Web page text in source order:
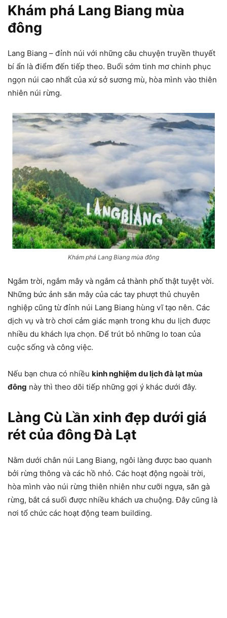
Khám phá Lang Biang mùa
đông
Lang Biang – đỉnh núi với những câu chuyện truyền thuyết
bí ẩn là điểm đến tiếp theo. Buổi sớm tinh mơ chinh phục
ngọn núi cao nhất của xứ sở sương mù, hòa mình vào thiên
nhiên núi rừng.
Khám phá Lang Biang mùa đông
Ngắm trời, ngắm mây và ngắm cả thành phố thật tuyệt vời.
Những bức ảnh săn mây của các tay phượt thủ chuyên
nghiệp cũng từ đỉnh núi Lang Biang hùng vĩ tạo nên. Các
dịch vụ và trò chơi cảm giác mạnh trong khu du lịch được
nhiều du khách lựa chọn. Để trút bỏ những lo toan của
cuộc sống và công việc.
Nếu bạn chưa có nhiều kinh nghiệm du lịch đà lạt mùa
đông này thì theo dõi tiếp những gợi ý khác dưới đây.
Làng Cù Lần xinh đẹp dưới giá
rét của đông Đà Lạt
Nằm dưới chân núi Lang Biang, ngôi làng được bao quanh
bởi rừng thông và các hồ nhỏ. Các hoạt động ngoài trời,
hòa mình vào núi rừng thiên nhiên như cưỡi ngựa, săn gà
rừng, bắt cá suối được nhiều khách ưa chuộng. Đây cũng là
nơi tổ chức các hoạt động team building.